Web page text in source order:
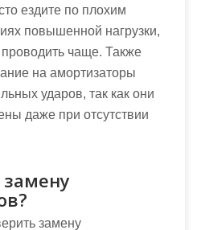
ездите по плохим
повышенной нагрузки,
проводить чаще. Также
на амортизаторы
ударов, так как они
даже при отсутствии
замену
замену